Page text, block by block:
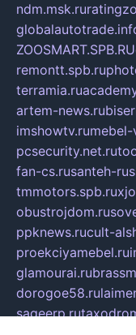
ndm.msk.ru
ZOOSMART.SPB.RU
remontt.spb.ru
terramia.ru
artem-news.ru
imshowtv.ru
pcsecurity.net.ru
fan-cs.rusanteh-
tmmotors.spb.ru
obustrojdom.ru
ppknews.rucult-
proekciyamebel.ru
glamourai.ru
dorogoe58.ru
sageerp.ru